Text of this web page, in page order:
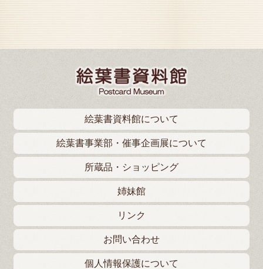
絵葉書資料館について
絵葉書事業部・催事企画展について
所蔵品・ショッピング
姉妹館
リンク
お問い合わせ
個人情報保護について